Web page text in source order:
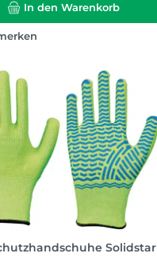
In den Warenkorb
Solidstar